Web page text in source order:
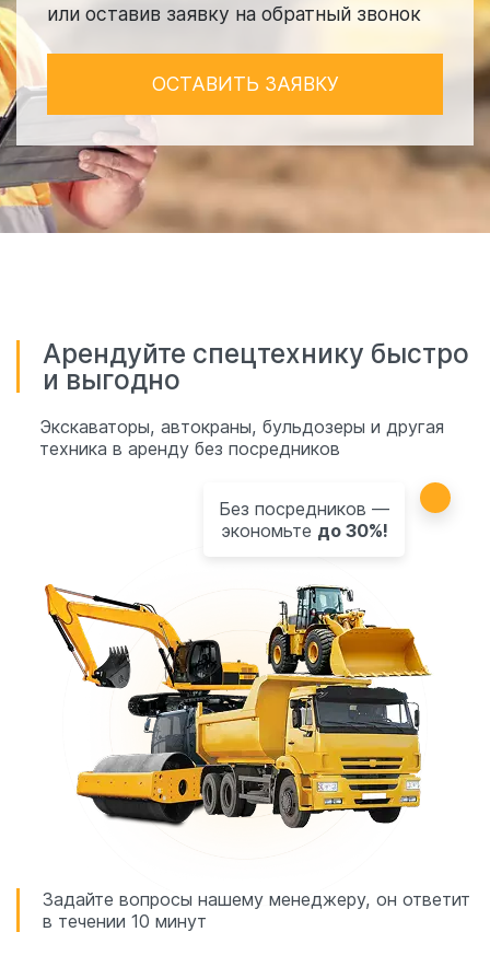
или оставив заявку на обратный звонок
ОСТАВИТЬ ЗАЯВКУ
Арендуйте спецтехнику быстро
и выгодно
Экскаваторы, автокраны, бульдозеры и другая
техника в аренду без посредников
Без посредников —
экономьте до 30%!
Задайте вопросы нашему менеджеру, он ответит
в течении 10 минут